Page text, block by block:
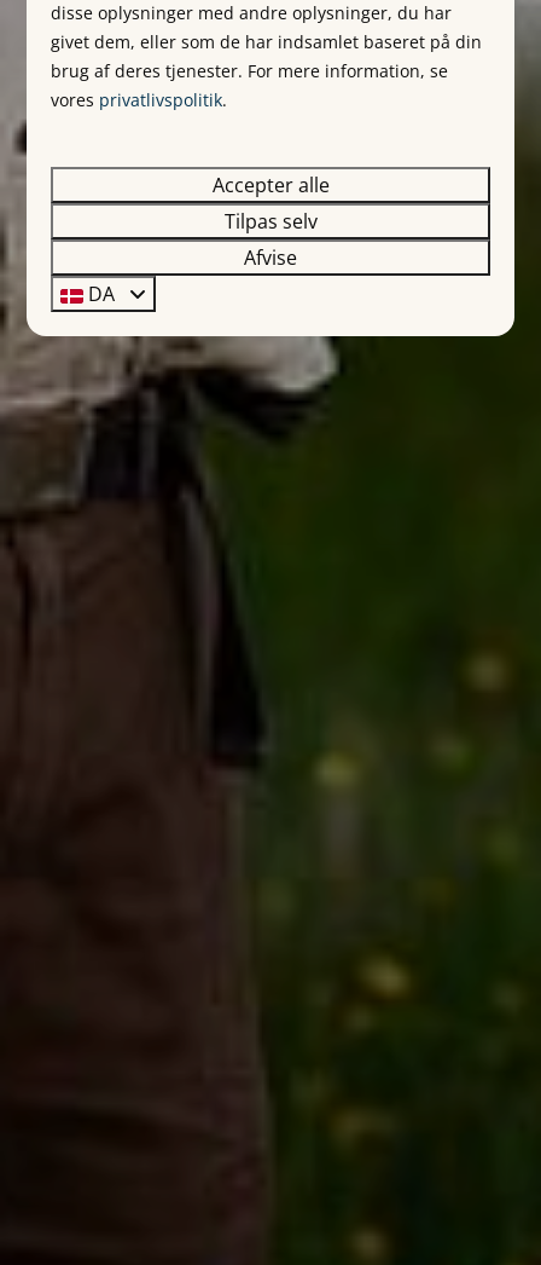
disse oplysninger med andre oplysninger, du har
givet dem, eller som de har indsamlet baseret på din
brug af deres tjenester. For mere information, se
vores privatlivspolitik.
Accepter alle
Tilpas selv
Afvise
DA